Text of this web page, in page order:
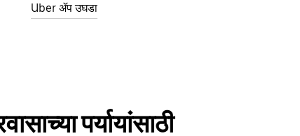
Uber ॲप उघडा
पर्यायांसाठी